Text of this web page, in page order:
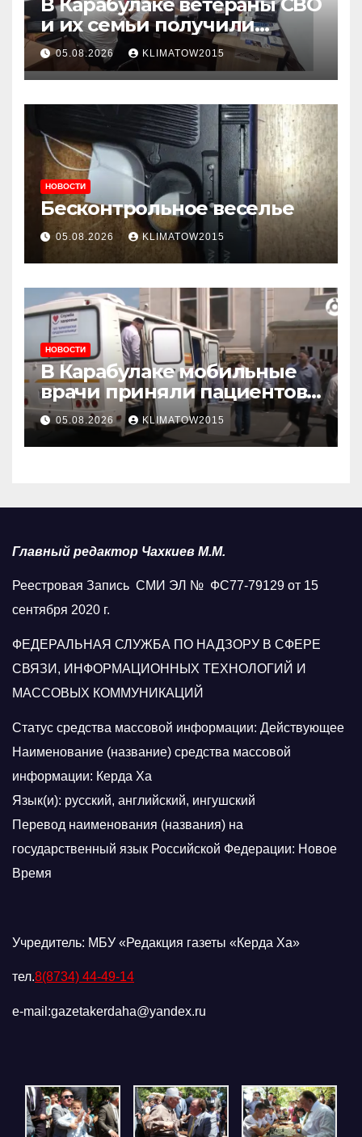
и их семьи получили
консультации в ходе
приема граждан
05.08.2026 KLIMATOW2015
НОВОСТИ
Бесконтрольное веселье
05.08.2026 KLIMATOW2015
НОВОСТИ
В Карабулаке мобильные
врачи приняли пациентов
у стен мечети
05.08.2026 KLIMATOW2015
Главный редактор Чахкиев М.М.
Реестровая Запись СМИ ЭЛ № ФС77-79129 от 15
сентября 2020 г.
ФЕДЕРАЛЬНАЯ СЛУЖБА ПО НАДЗОРУ В СФЕРЕ
СВЯЗИ, ИНФОРМАЦИОННЫХ ТЕХНОЛОГИЙ И
МАССОВЫХ КОММУНИКАЦИЙ
Статус средства массовой информации: Действующее
Наименование (название) средства массовой
информации: Керда Ха
Язык(и): русский, английский, ингушский
Перевод наименования (названия) на
государственный язык Российской Федерации: Новое
Время
Учредитель: МБУ «Редакция газеты «Керда Ха»
тел.8(8734) 44-49-14
e-mail:gazetakerdaha@yandex.ru